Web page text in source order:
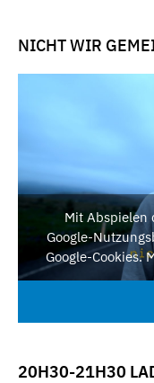
NICHT WIR
Mit Abspielen
Google-
Google-Cookies.
20H30-21H30